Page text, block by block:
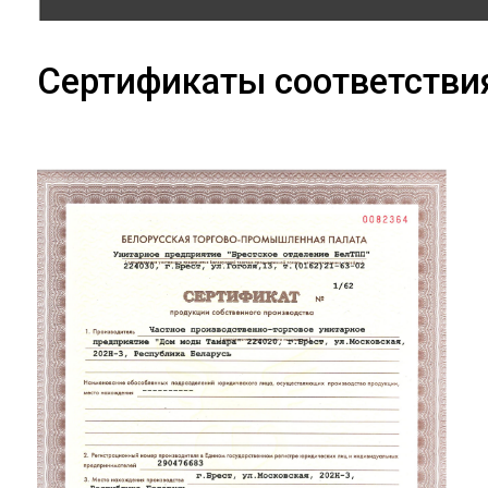
Сертификаты